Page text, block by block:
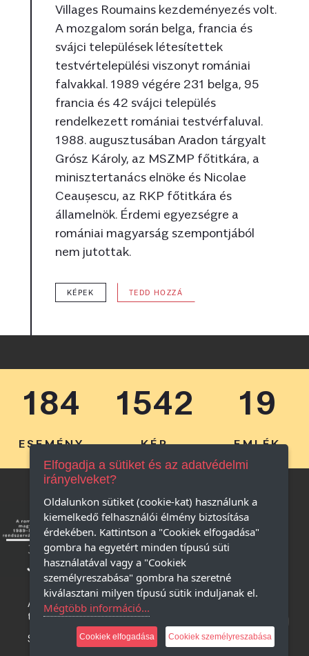
Villages Roumains kezdeményezés volt.
A mozgalom során belga, francia és
svájci települések létesítettek
testvértelepülési viszonyt romániai
falvakkal. 1989 végére 231 belga, 95
francia és 42 svájci település
rendelkezett romániai testvérfaluval.
1988. augusztusában Aradon tárgyalt
Grósz Károly, az MSZMP főtitkára, a
minisztertanács elnöke és Nicolae
Ceaușescu, az RKP főtitkára és
államelnök. Érdemi egyezségre a
romániai magyarság szempontjából
nem jutottak.
KÉPEK TEDD HOZZÁ
184
ESEMÉNY
1542
KÉP
19
EMLÉK
Adatkezelési
tájékoztató
Szerzői jogok
Elfogadja a sütiket és az adatvédelmi
irányelveket?
Oldalunkon sütiket (cookie-kat) használunk a
kiemelkedő felhasználói élmény biztosítása
érdekében. Kattintson a "Cookiek elfogadása"
gombra ha egyetért minden típusú süti
használatával vagy a "Cookiek
személyreszabása" gombra ha szeretné
kiválasztani milyen típusú sütik induljanak el.
Mégtöbb információ...
Cookiek elfogadása Cookiek személyreszabása